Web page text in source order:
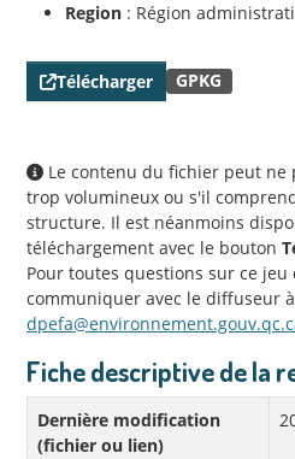
Region : Région
Télécharger GPKG
Le contenu du fichier peut ne
trop volumineux ou s'il
structure. Il est néanmoins
téléchargement avec le bouton
Pour toutes questions sur ce jeu
communiquer avec le diffuseur
Fiche descriptive de la
Dernière modification
(fichier ou lien)